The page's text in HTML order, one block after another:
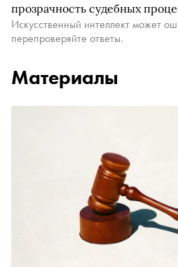
прозрачность судебных
Искусственный интеллект может
перепроверяйте ответы.
Материалы